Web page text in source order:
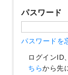
パスワード
パスワードを
ログインID
ちらから先